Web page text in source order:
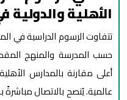
الأهلية
تتفاوت الرسوم الدراسية في
حسب المدرسة والمنهج
أعلى مقارنة بالمدارس
عالمية. يُنصح بالاتصال